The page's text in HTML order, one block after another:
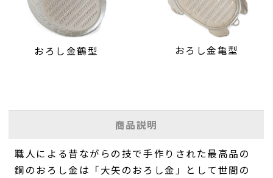
おろし金鶴型 おろし金亀型
商品説明
職人による昔ながらの技で手作りされた最高品の
銅のおろし金は「大矢のおろし金」として世間の